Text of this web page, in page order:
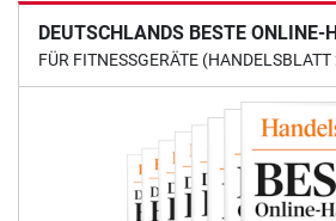
DEUTSCHLANDS BESTE ONLINE-
FÜR FITNESSGERÄTE